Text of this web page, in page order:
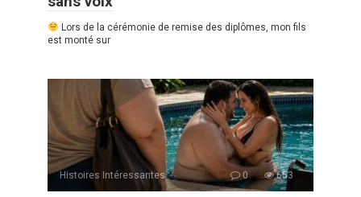
Lors de la cérémonie de remise des diplômes, mon fils
est monté sur
Histoires Intéressantes 0 653